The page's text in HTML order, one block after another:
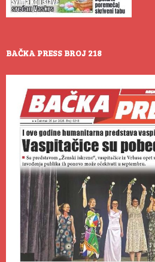
BAČKA PRESS BROJ 218